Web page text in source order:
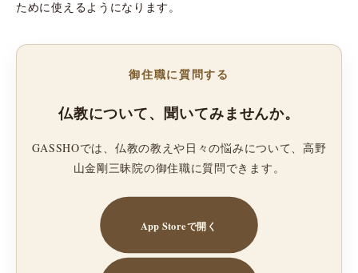
ために使えるようになります。
御住職に質問する
仏教について、聞いてみませんか。
GASSHOでは、仏教の教えや日々の悩みについて、高野
山金剛三昧院の御住職に質問できます。
App Storeで開く